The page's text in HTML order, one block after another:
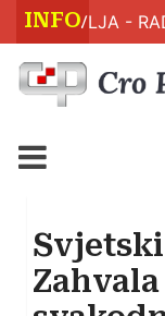
INFO
ZDRAVLJA -